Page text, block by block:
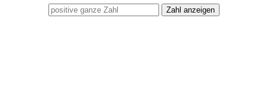
Zahl anzeigen